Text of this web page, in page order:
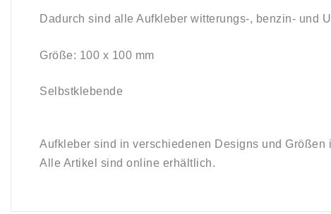
Dadurch sind alle Aufkleber witterungs-, benzin- und
Größe: 100 x 100 mm
Selbstklebende
Aufkleber sind in verschiedenen Designs und Größen
Alle Artikel sind online erhältlich.